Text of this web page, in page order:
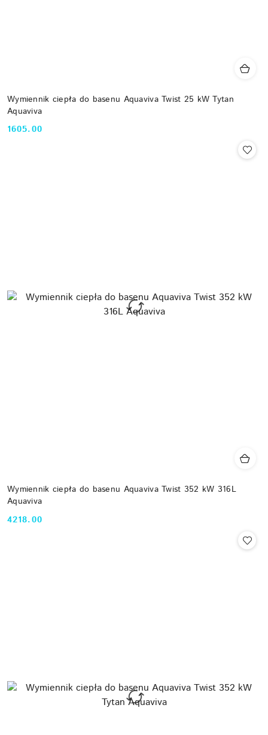
Wymiennik ciepła do basenu Aquaviva Twist 25 kW Tytan
Aquaviva
Cena:
1605.00
Wymiennik ciepła do basenu Aquaviva Twist 352 kW 316L
Aquaviva
Cena:
4218.00